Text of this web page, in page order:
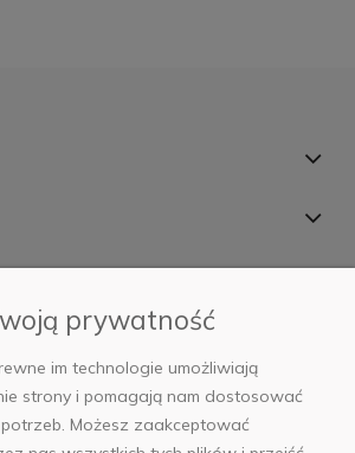
prywatność
im technologie umożliwiają
strony i pomagają nam dostosować
Możesz zaakceptować